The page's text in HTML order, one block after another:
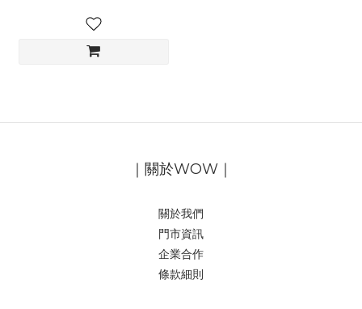
｜關於WOW｜
關於我們
門市資訊
企業合作
條款細則